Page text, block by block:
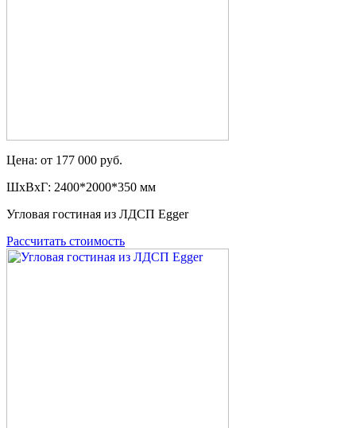
Цена: от 177 000 руб.
ШxВxГ: 2400*2000*350 мм
Угловая гостиная из ЛДСП Egger
Рассчитать стоимость